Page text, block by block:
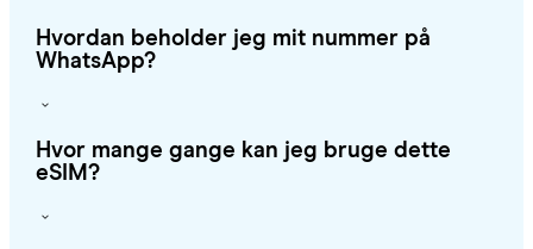
Hvordan beholder jeg mit nummer på
WhatsApp?
Hvor mange gange kan jeg bruge dette
eSIM?